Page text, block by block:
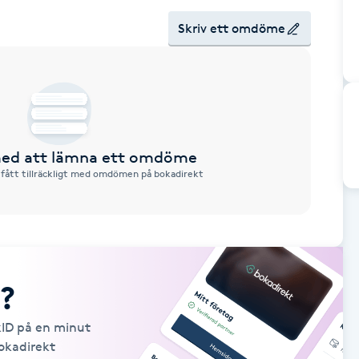
Skriv ett omdöme
att lämna ett omdöme
tillräckligt med omdömen på bokadirekt
på en minut